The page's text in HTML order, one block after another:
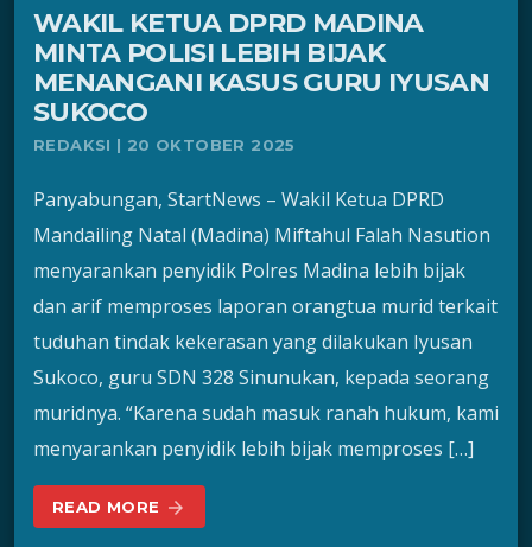
WAKIL KETUA DPRD MADINA
MINTA POLISI LEBIH BIJAK
MENANGANI KASUS GURU IYUSAN
SUKOCO
REDAKSI | 20 OKTOBER 2025
Panyabungan, StartNews – Wakil Ketua DPRD
Mandailing Natal (Madina) Miftahul Falah Nasution
menyarankan penyidik Polres Madina lebih bijak
dan arif memproses laporan orangtua murid terkait
tuduhan tindak kekerasan yang dilakukan Iyusan
Sukoco, guru SDN 328 Sinunukan, kepada seorang
muridnya. “Karena sudah masuk ranah hukum, kami
menyarankan penyidik lebih bijak memproses […]
READ MORE arrow_forward